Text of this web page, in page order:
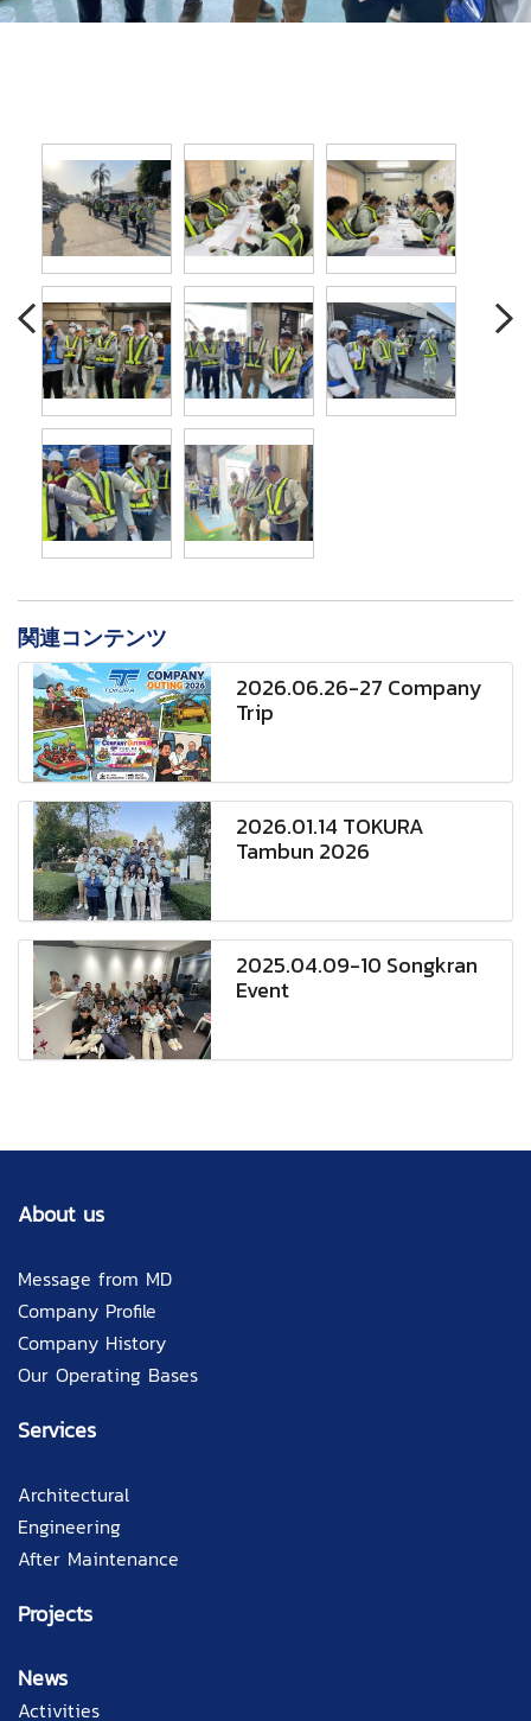
関連コンテンツ
2026.06.26-27 Company
Trip
2026.01.14 TOKURA
Tambun 2026
2025.04.09-10 Songkran
Event
About us
Message from MD
Company Profile
Company History
Our Operating Bases
Services
Architectural
Engineering
After Maintenance
Projects
News
Activities